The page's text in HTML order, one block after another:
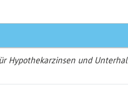
Hypothekarzinsen und